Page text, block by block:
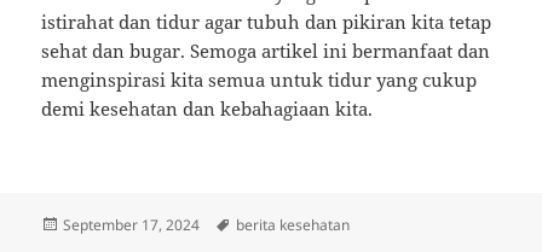
istirahat dan tidur agar tubuh dan pikiran kita tetap
sehat dan bugar. Semoga artikel ini bermanfaat dan
menginspirasi kita semua untuk tidur yang cukup
demi kesehatan dan kebahagiaan kita.
Posted
September 17, 2024 Tags
berita kesehatan